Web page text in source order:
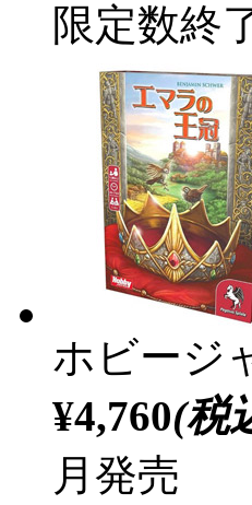
限定数終
ホビージ
¥4,760(税
月発売